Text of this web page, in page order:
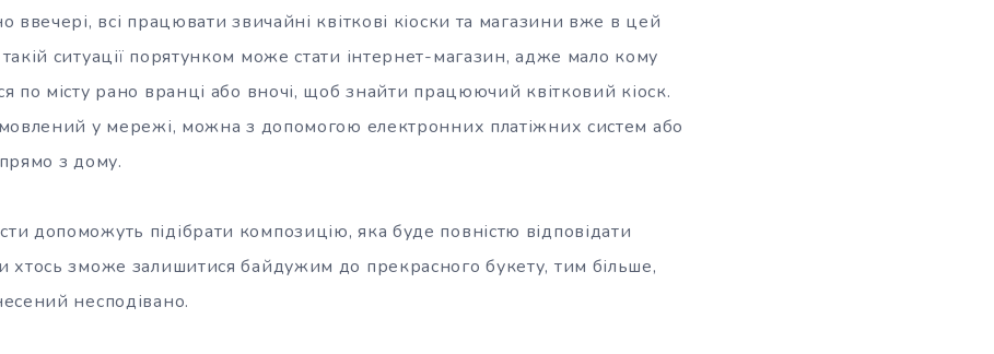
ввечері, всі працювати звичайні квіткові кіоски та магазини вже в цей
ситуації порятунком може стати інтернет-магазин, адже мало кому
по місту рано вранці або вночі, щоб знайти працюючий квітковий кіоск.
у мережі, можна з допомогою електронних платіжних систем або
з дому.
допоможуть підібрати композицію, яка буде повністю відповідати
хтось зможе залишитися байдужим до прекрасного букету, тим більше,
несподівано.